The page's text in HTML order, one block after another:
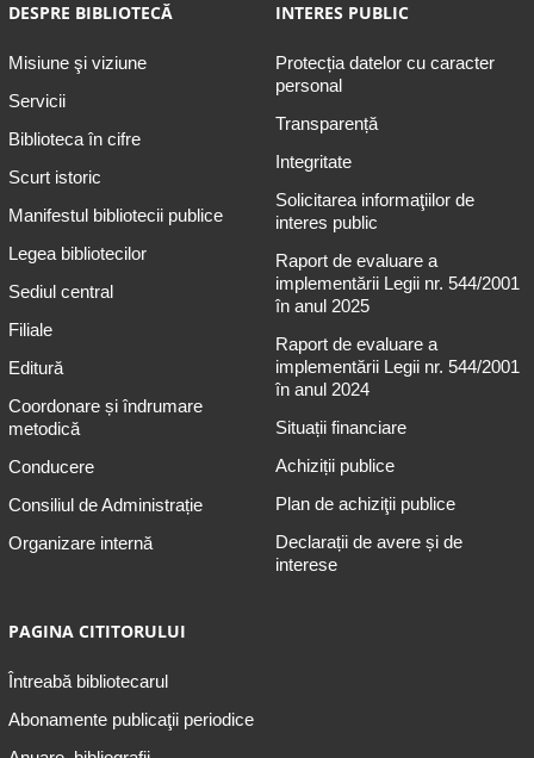
DESPRE BIBLIOTECĂ
Misiune şi viziune
Servicii
Biblioteca în cifre
Scurt istoric
Manifestul bibliotecii publice
Legea bibliotecilor
Sediul central
Filiale
Editură
Coordonare și îndrumare
metodică
Conducere
Consiliul de Administrație
Organizare internă
INTERES PUBLIC
Protecția datelor cu caracter
personal
Transparență
Integritate
Solicitarea informaţiilor de
interes public
Raport de evaluare a
implementării Legii nr. 544/2001
în anul 2025
Raport de evaluare a
implementării Legii nr. 544/2001
în anul 2024
Situații financiare
Achiziții publice
Plan de achiziţii publice
Declarații de avere și de
interese
PAGINA CITITORULUI
Întreabă bibliotecarul
Abonamente publicaţii periodice